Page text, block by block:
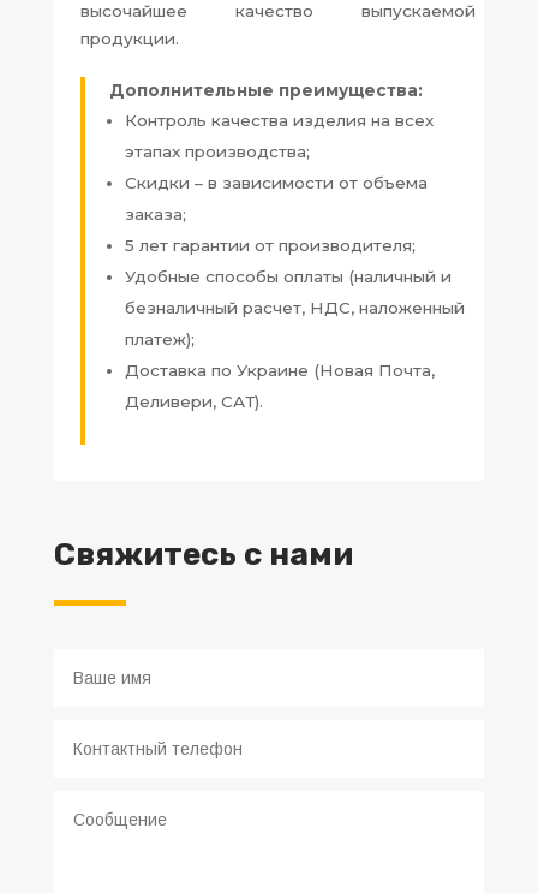
высочайшее качество выпускаемой
продукции.
Дополнительные преимущества:
Контроль качества изделия на всех
этапах производства;
Скидки – в зависимости от объема
заказа;
5 лет гарантии от производителя;
Удобные способы оплаты (наличный и
безналичный расчет, НДС, наложенный
платеж);
Доставка по Украине (Новая Почта,
Деливери, САТ).
Свяжитесь с нами